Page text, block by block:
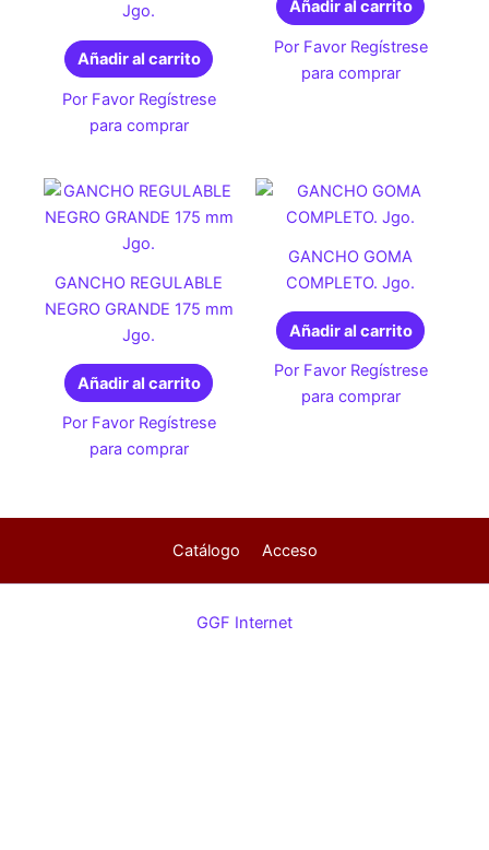
Jgo.
Añadir al carrito
Por Favor Regístrese
para comprar
Añadir al carrito
Por Favor Regístrese
para comprar
GANCHO REGULABLE
NEGRO GRANDE 175 mm
Jgo.
Añadir al carrito
Por Favor Regístrese
para comprar
GANCHO GOMA
COMPLETO. Jgo.
Añadir al carrito
Por Favor Regístrese
para comprar
Catálogo Acceso
GGF Internet